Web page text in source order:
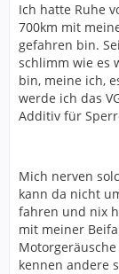
Ich hatte Ruhe
700km mit
gefahren bin.
schlimm wie es
bin, meine ich,
werde ich das
Additiv für
Mich nerven
kann da nicht
fahren und nix
mit meiner
kennen andere